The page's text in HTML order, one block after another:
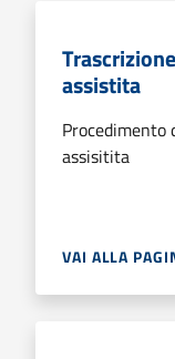
assistita
Procedimento
assisitita
VAI ALLA